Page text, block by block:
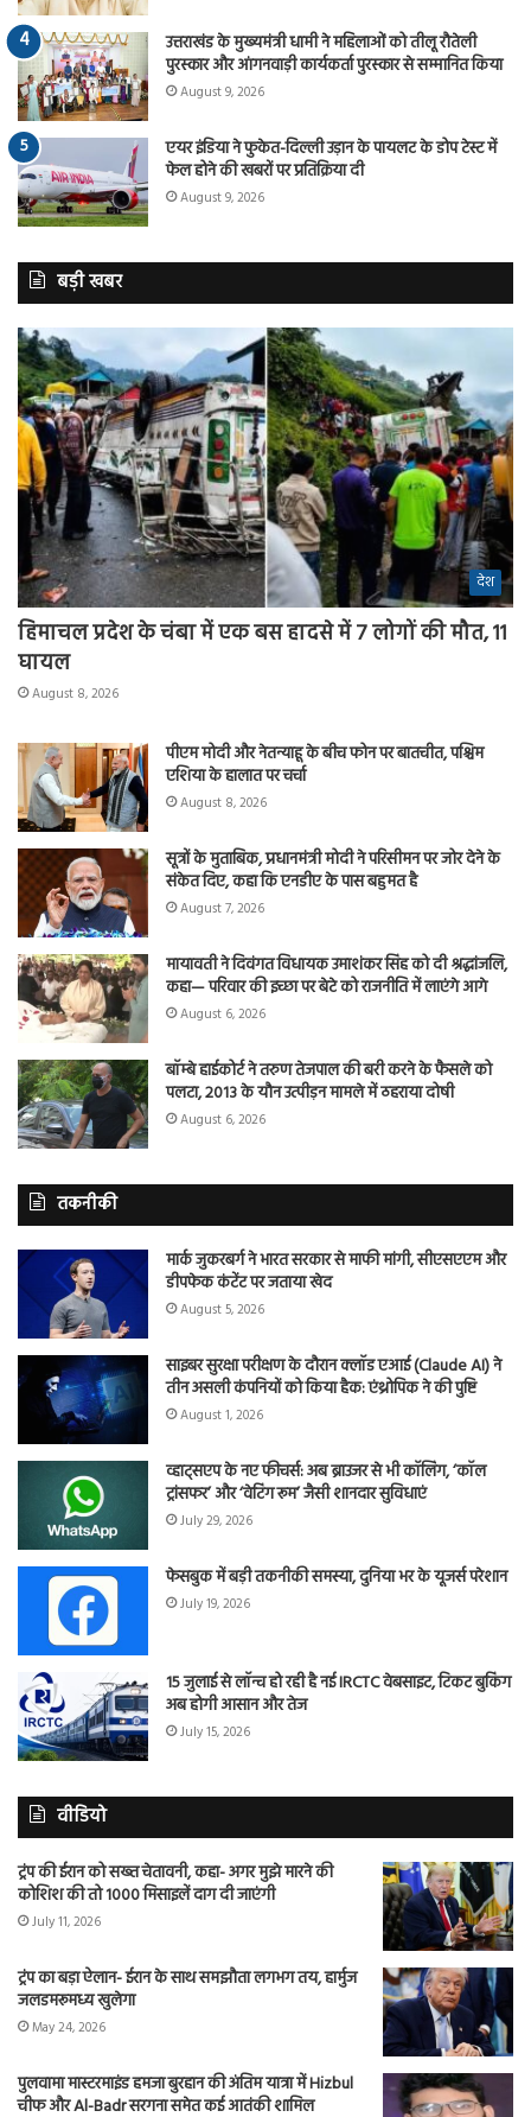
उत्तराखंड के मुख्यमंत्री धामी ने महिलाओं को तीलू रौतेली
पुरस्कार और आंगनवाड़ी कार्यकर्ता पुरस्कार से सम्मानित किया
August 9, 2026
एयर इंडिया ने फुकेत-दिल्ली उड़ान के पायलट के डोप टेस्ट में
फेल होने की खबरों पर प्रतिक्रिया दी
August 9, 2026
बड़ी खबर
देश
हिमाचल प्रदेश के चंबा में एक बस हादसे में 7 लोगों की मौत, 11
घायल
August 8, 2026
पीएम मोदी और नेतन्याहू के बीच फोन पर बातचीत, पश्चिम
एशिया के हालात पर चर्चा
August 8, 2026
सूत्रों के मुताबिक, प्रधानमंत्री मोदी ने परिसीमन पर जोर देने के
संकेत दिए, कहा कि एनडीए के पास बहुमत है
August 7, 2026
मायावती ने दिवंगत विधायक उमाशंकर सिंह को दी श्रद्धांजलि,
कहा— परिवार की इच्छा पर बेटे को राजनीति में लाएंगे आगे
August 6, 2026
बॉम्बे हाईकोर्ट ने तरुण तेजपाल की बरी करने के फैसले को
पलटा, 2013 के यौन उत्पीड़न मामले में ठहराया दोषी
August 6, 2026
तकनीकी
मार्क जुकरबर्ग ने भारत सरकार से माफी मांगी, सीएसएएम और
डीपफेक कंटेंट पर जताया खेद
August 5, 2026
साइबर सुरक्षा परीक्षण के दौरान क्लॉड एआई (Claude AI) ने
तीन असली कंपनियों को किया हैक: एंथ्रोपिक ने की पुष्टि
August 1, 2026
व्हाट्सएप के नए फीचर्स: अब ब्राउजर से भी कॉलिंग, ‘कॉल
ट्रांसफर’ और ‘वेटिंग रूम’ जैसी शानदार सुविधाएं
July 29, 2026
फेसबुक में बड़ी तकनीकी समस्या, दुनिया भर के यूजर्स परेशान
July 19, 2026
15 जुलाई से लॉन्च हो रही है नई IRCTC वेबसाइट, टिकट बुकिंग
अब होगी आसान और तेज
July 15, 2026
वीडियो
ट्रंप की ईरान को सख्त चेतावनी, कहा- अगर मुझे मारने की
कोशिश की तो 1000 मिसाइलें दाग दी जाएंगी
July 11, 2026
ट्रंप का बड़ा ऐलान- ईरान के साथ समझौता लगभग तय, हार्मुज
जलडमरूमध्य खुलेगा
May 24, 2026
पुलवामा मास्टरमाइंड हमजा बुरहान की अंतिम यात्रा में Hizbul
चीफ और Al-Badr सरगना समेत कई आतंकी शामिल